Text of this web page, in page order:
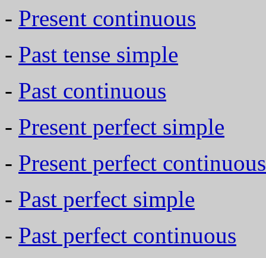
- Present continuous
- Past tense simple
- Past continuous
- Present perfect simple
- Present perfect continuous
- Past perfect simple
- Past perfect continuous